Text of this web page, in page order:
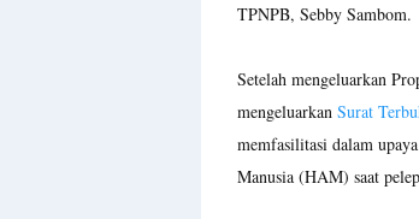
TPNPB, Sebby Sambom.
Setelah mengeluarkan
mengeluarkan Surat
memfasilitasi dalam
Manusia (HAM) saat